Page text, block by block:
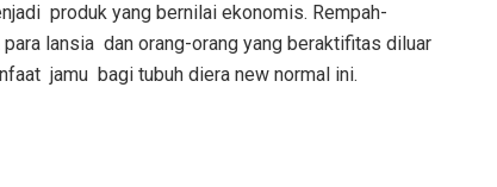
produk yang bernilai ekonomis. Rempah-
lansia dan orang-orang yang beraktifitas diluar
jamu bagi tubuh diera new normal ini.